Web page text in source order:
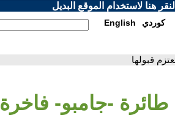
هنا لاستخدام الموقع البديل
English كوردي
قبولها
-جامبو- فاخرة